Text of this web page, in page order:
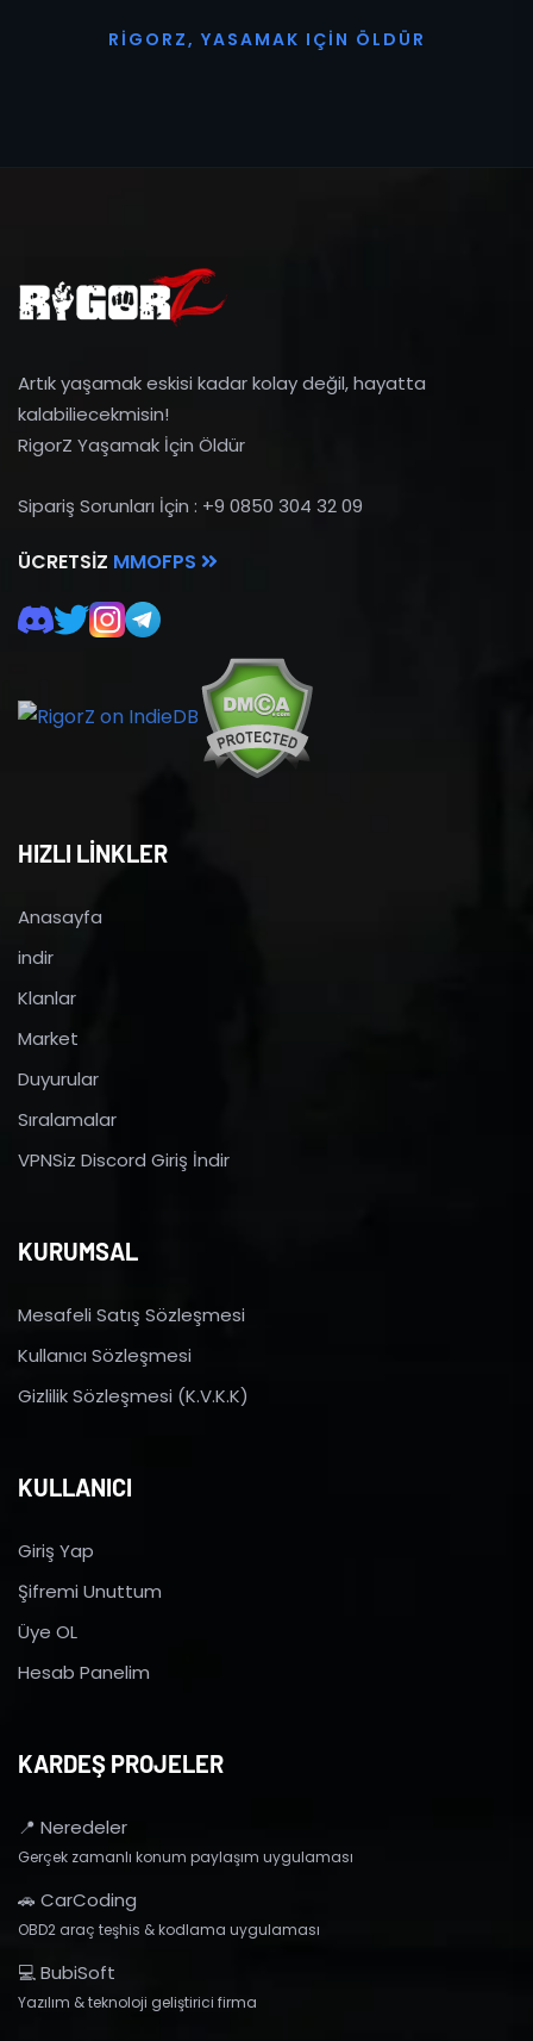
R I G O R Z, YASAMAK I ÇI N Ö L D Ü R
Artık yaşamak eskisi kadar kolay değil, hayatta
kalabiliecekmisin!
RigorZ Yaşamak İçin Öldür
Sipariş Sorunları İçin : +9 0850 304 32 09
ÜCRETSIZ MMOFPS
HIZLI LİNKLER
Anasayfa
indir
Klanlar
Market
Duyurular
Sıralamalar
VPNSiz Discord Giriş İndir
KURUMSAL
Mesafeli Satış Sözleşmesi
Kullanıcı Sözleşmesi
Gizlilik Sözleşmesi (K.V.K.K)
KULLANICI
Giriş Yap
Şifremi Unuttum
Üye OL
Hesab Panelim
KARDEŞ PROJELER
📍 Neredeler
Gerçek zamanlı konum paylaşım uygulaması
🚗 CarCoding
OBD2 araç teşhis & kodlama uygulaması
💻 BubiSoft
Yazılım & teknoloji geliştirici firma